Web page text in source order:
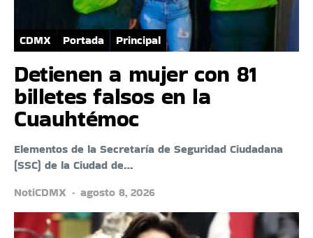
CDMX Portada Principal
Detienen a mujer con 81
billetes falsos en la
Cuauhtémoc
Elementos de la Secretaría de Seguridad Ciudadana
(SSC) de la Ciudad de…
NotiCDMX
agosto 8, 2026